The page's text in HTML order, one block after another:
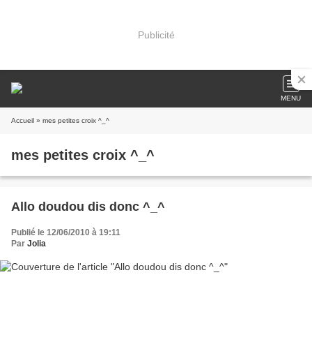
Publicité
MENU
Accueil » mes petites croix ^_^
mes petites croix ^_^
Allo doudou dis donc ^_^
Publié le 12/06/2010 à 19:11
Par Jolia